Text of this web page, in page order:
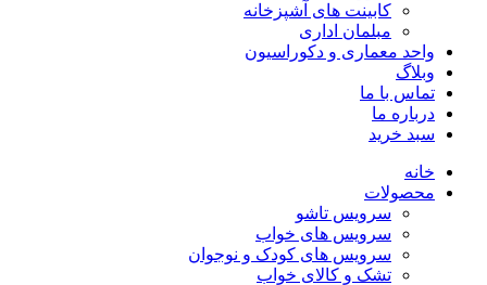
کابینت های آشپزخانه
مبلمان اداری
واحد معماری و دکوراسیون
وبلاگ
تماس با ما
درباره ما
سبد خرید
خانه
محصولات
سرویس تاشو
سرویس های خواب
سرویس های کودک و نوجوان
تشک و کالای خواب